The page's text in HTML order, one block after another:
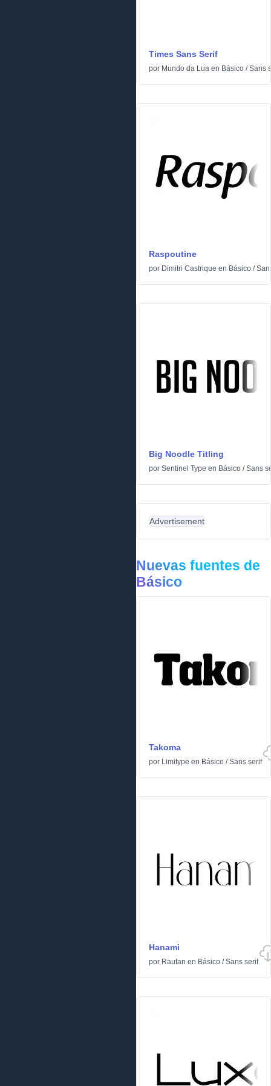
Times Sans Serif
por Mundo da Lua en Básico /Sans
Raspoutine
por Dimitri Castrique en Básico /
Big Noodle Titling
por Sentinel Type en Básico /Sans
Advertisement
Nuevas fuentes de
Básico
Takoma
por Limitype en Básico /Sans serif
Hanami
por Rautan en Básico /Sans serif